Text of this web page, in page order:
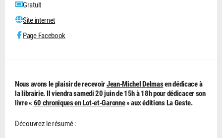
Gratuit
Site internet
Page Facebook
Nous avons le plaisir de recevoirJean-Michel Delmasen dédicace à
la librairie. Il viendra samedi 20 juin de 15h à 18h pour dédicacer son
livre « 60 chroniques en Lot-et-Garonne» aux éditions La Geste.
Découvrez le résumé :